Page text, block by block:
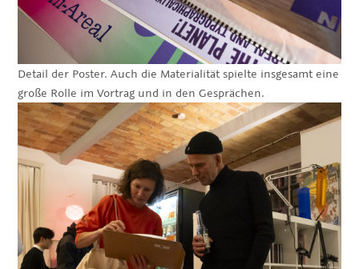
Detail der Poster. Auch die Materialität spielte insgesamt eine
große Rolle im Vortrag und in den Gesprächen.